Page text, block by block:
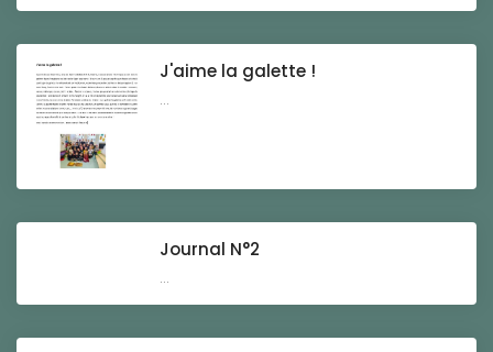
J'aime la galette !
...
Journal N°2
...